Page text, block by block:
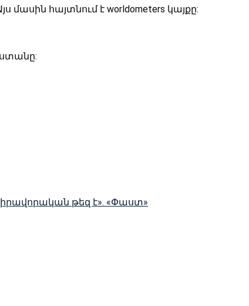
մասին հայտնում է worldometers կայքը:
թեզ է». «Փաստ»